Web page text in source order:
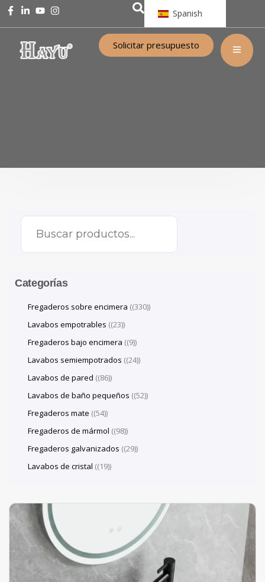
Spanish
Solicitar presupuesto
Categorías
Fregaderos sobre encimera (330)
Lavabos empotrables (23)
Fregaderos bajo encimera (9)
Lavabos semiempotrados (24)
Lavabos de pared (86)
Lavabos de baño pequeños (52)
Fregaderos mate (54)
Fregaderos de mármol (98)
Fregaderos galvanizados (29)
Lavabos de cristal (19)